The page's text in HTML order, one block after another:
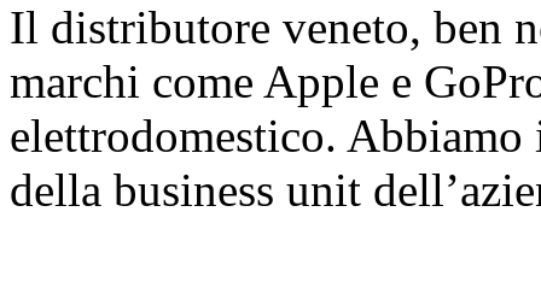
Il distributore veneto, ben
marchi come Apple e
elettrodomestico.
della business unit